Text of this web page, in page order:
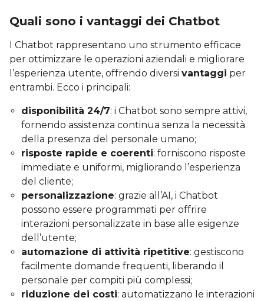
Quali sono i vantaggi dei Chatbot
I Chatbot rappresentano uno strumento efficace
per ottimizzare le operazioni aziendali e migliorare
l’esperienza utente, offrendo diversi vantaggi per
entrambi. Ecco i principali:
disponibilità 24/7: i Chatbot sono sempre attivi,
fornendo assistenza continua senza la necessità
della presenza del personale umano;
risposte rapide e coerenti: forniscono risposte
immediate e uniformi, migliorando l’esperienza
del cliente;
personalizzazione: grazie all’AI, i Chatbot
possono essere programmati per offrire
interazioni personalizzate in base alle esigenze
dell’utente;
automazione di attività ripetitive: gestiscono
facilmente domande frequenti, liberando il
personale per compiti più complessi;
riduzione dei costi: automatizzano le interazioni